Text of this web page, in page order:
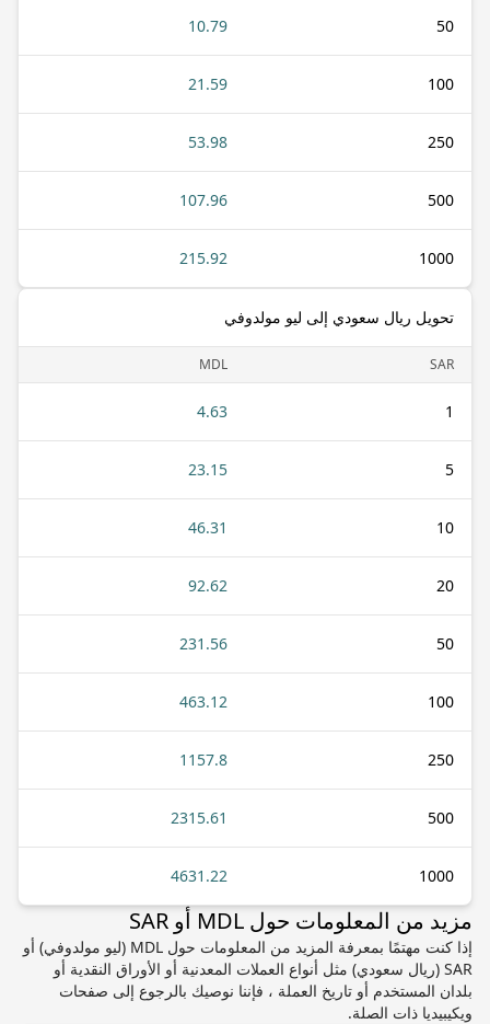
50
10.79
100
21.59
250
53.98
500
107.96
1000
215.92
تحويل ريال سعودي إلى ليو مولدوفي
SAR
MDL
1
4.63
5
23.15
10
46.31
20
92.62
50
231.56
100
463.12
250
1157.8
500
2315.61
1000
4631.22
مزيد من المعلومات حول MDL أو SAR
إذا كنت مهتمًا بمعرفة المزيد من المعلومات حول MDL (ليو مولدوفي) أو
SAR (ريال سعودي) مثل أنواع العملات المعدنية أو الأوراق النقدية أو
بلدان المستخدم أو تاريخ العملة ، فإننا نوصيك بالرجوع إلى صفحات
ويكيبيديا ذات الصلة.